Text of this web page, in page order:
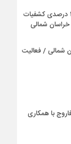
امنیت مردم خط قرمز پلیس است/ افزایش ۴۳ درصدی کشفیات
شمالی / فعالیت
با همکاری